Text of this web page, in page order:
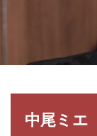
中尾ミエ